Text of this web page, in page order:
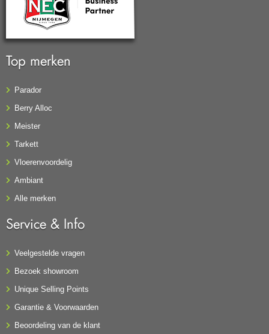
Top merken
Parador
Berry Alloc
Meister
Tarkett
Vloerenvoordelig
Ambiant
Alle merken
Service & Info
Veelgestelde vragen
Bezoek showroom
Unique Selling Points
Garantie & Voorwaarden
Beoordeling van de klant